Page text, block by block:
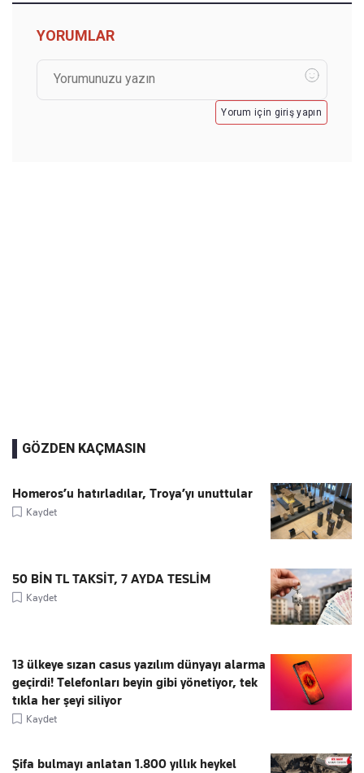
YORUMLAR
Yorum için giriş yapın
GÖZDEN KAÇMASIN
Homeros’u hatırladılar, Troya’yı unuttular
Kaydet
50 BİN TL TAKSİT, 7 AYDA TESLİM
Kaydet
13 ülkeye sızan casus yazılım dünyayı alarma
geçirdi! Telefonları beyin gibi yönetiyor, tek
tıkla her şeyi siliyor
Kaydet
Şifa bulmayı anlatan 1.800 yıllık heykel